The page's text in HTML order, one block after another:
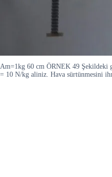
Am=1kg 60 cm ÖRNEK 49 Şekildeki
= 10 N/kg aliniz. Hava sürtünmesini